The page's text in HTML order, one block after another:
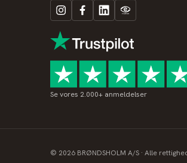
Se vores 2.000+ anmeldelser
© 2026 BRØNDSHOLM A/S · Alle